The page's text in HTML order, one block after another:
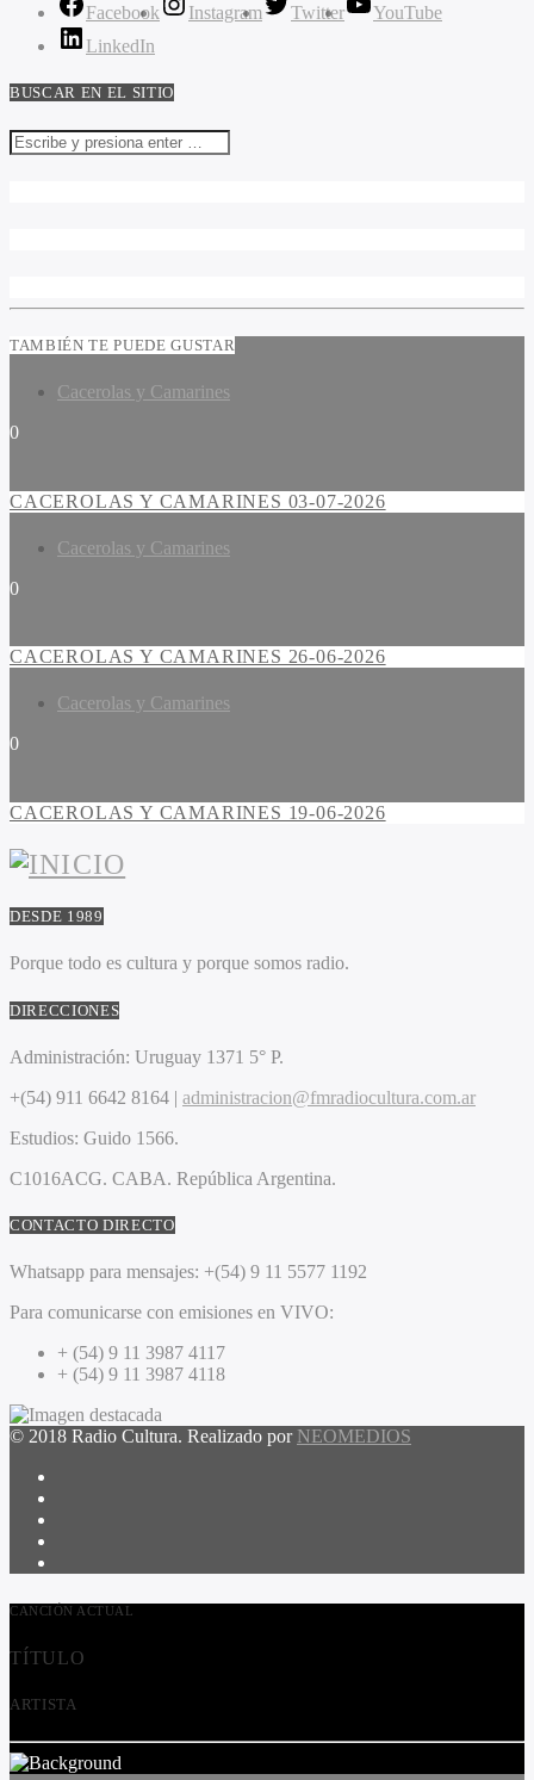
Facebook Instagram Twitter
YouTube
LinkedIn
BUSCAR EN EL SITIO
TAMBIÉN TE PUEDE GUSTAR
Cacerolas y Camarines
0
CACEROLAS Y CAMARINES 03-07-2026
Cacerolas y Camarines
0
CACEROLAS Y CAMARINES 26-06-2026
Cacerolas y Camarines
0
CACEROLAS Y CAMARINES 19-06-2026
DESDE 1989
Porque todo es cultura y porque somos radio.
DIRECCIONES
Administración: Uruguay 1371 5° P.
+(54) 911 6642 8164 | administracion@fmradiocultura.com.ar
Estudios: Guido 1566.
C1016ACG. CABA. República Argentina.
CONTACTO DIRECTO
Whatsapp para mensajes: +(54) 9 11 5577 1192
Para comunicarse con emisiones en VIVO:
+ (54) 9 11 3987 4117
+ (54) 9 11 3987 4118
© 2018 Radio Cultura. Realizado por NEOMEDIOS
CANCIÓN ACTUAL
TÍTULO
ARTISTA